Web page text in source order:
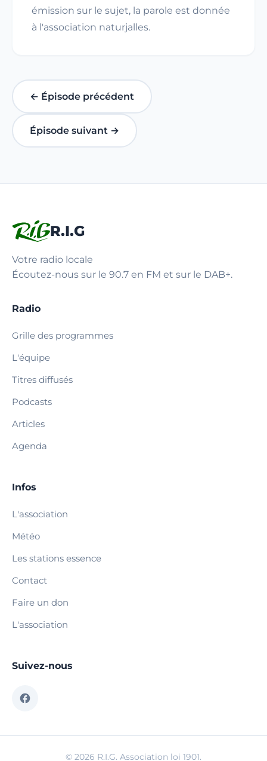
émission sur le sujet, la parole est donnée
à l'association naturjalles.
← Épisode précédent
Épisode suivant →
R.I.G
Votre radio locale
Écoutez-nous sur le 90.7 en FM et sur le DAB+.
Radio
Grille des programmes
L'équipe
Titres diffusés
Podcasts
Articles
Agenda
Infos
L'association
Météo
Les stations essence
Contact
Faire un don
L'association
Suivez-nous
© 2026 R.I.G. Association loi 1901.